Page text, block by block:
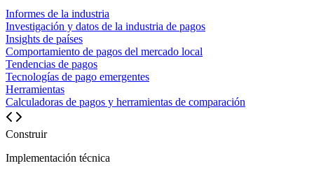
Informes de la industria
Investigación y datos de la industria de pagos
Insights de países
Comportamiento de pagos del mercado local
Tendencias de pagos
Tecnologías de pago emergentes
Herramientas
Calculadoras de pagos y herramientas de comparación
Construir
Implementación técnica